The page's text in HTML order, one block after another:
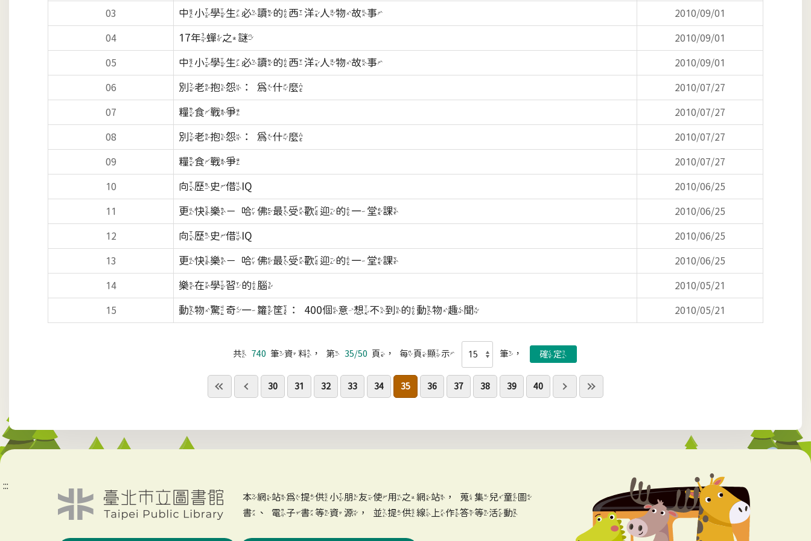
03 中小學生必讀的西洋人物故事 2010/09/01
04 17年蟬之謎 2010/09/01
05 中小學生必讀的西洋人物故事 2010/09/01
06 別老抱怨：為什麼 2010/07/27
07 糧食戰爭 2010/07/27
08 別老抱怨：為什麼 2010/07/27
09 糧食戰爭 2010/07/27
10 向歷史借IQ 2010/06/25
11 更快樂－哈佛最受歡迎的一堂課 2010/06/25
12 向歷史借IQ 2010/06/25
13 更快樂－哈佛最受歡迎的一堂課 2010/06/25
14 樂在學習的腦 2010/05/21
15 動物驚奇一籮筐：400個意想不到的動物趣聞 2010/05/21
共 740 筆資料，第 35/50 頁，每頁顯示 筆，
30 31 32 33 34 35 36 37 38 39 40
:::
本網站為提供小朋友使用之網站，蒐集兒童圖
書、電子書等資源，並提供線上作答等活動